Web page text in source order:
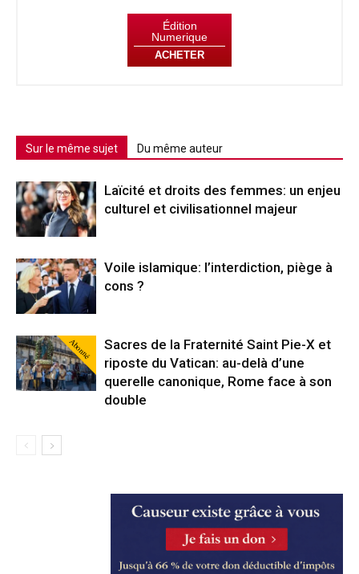
Édition
Numerique
ACHETER
Sur le même sujet Du même auteur
Laïcité et droits des femmes: un enjeu
culturel et civilisationnel majeur
Voile islamique: l’interdiction, piège à
cons ?
Abonné
Sacres de la Fraternité Saint Pie-X et
riposte du Vatican: au-delà d’une
querelle canonique, Rome face à son
double